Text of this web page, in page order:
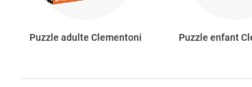
Puzzle adulte Clementoni Puzzle enfant